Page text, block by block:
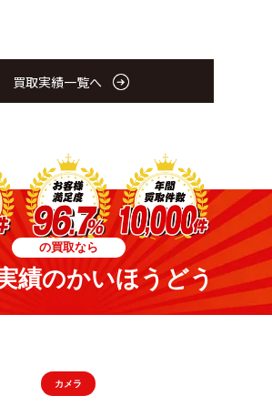
買取実績一覧へ
の買取なら
績のかいほうどう
カメラ